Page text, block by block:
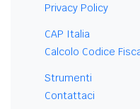
Privacy Policy
CAP Italia
Calcolo Codice
Strumenti
Contattaci